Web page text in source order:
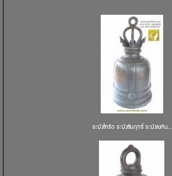
ระฆังสำริด ระฆังสัมฤทธิ์ ระฆังลงหิน...